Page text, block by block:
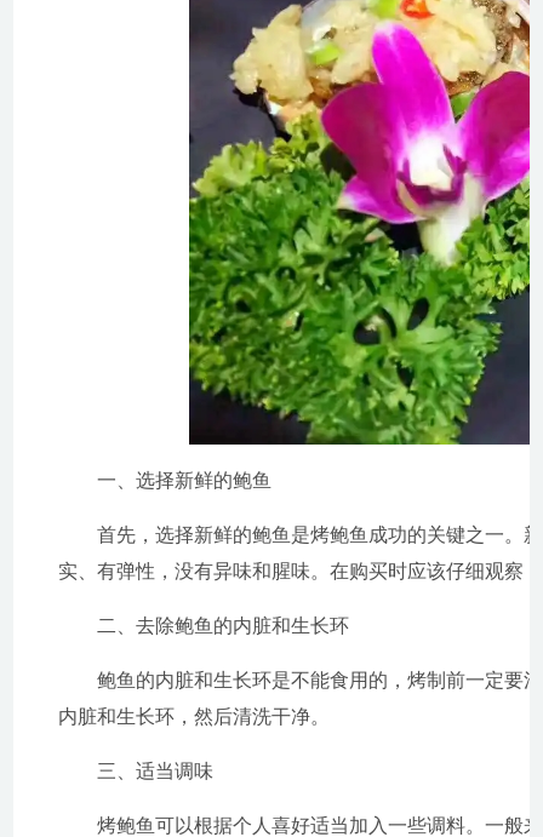
一、选择新鲜的鲍鱼
首先，选择新鲜的鲍鱼是烤鲍鱼成功的关键之一。
实、有弹性，没有异味和腥味。在购买时应该仔细观察
二、去除鲍鱼的内脏和生长环
鲍鱼的内脏和生长环是不能食用的，烤制前一定要
内脏和生长环，然后清洗干净。
三、适当调味
烤鲍鱼可以根据个人喜好适当加入一些调料。一般